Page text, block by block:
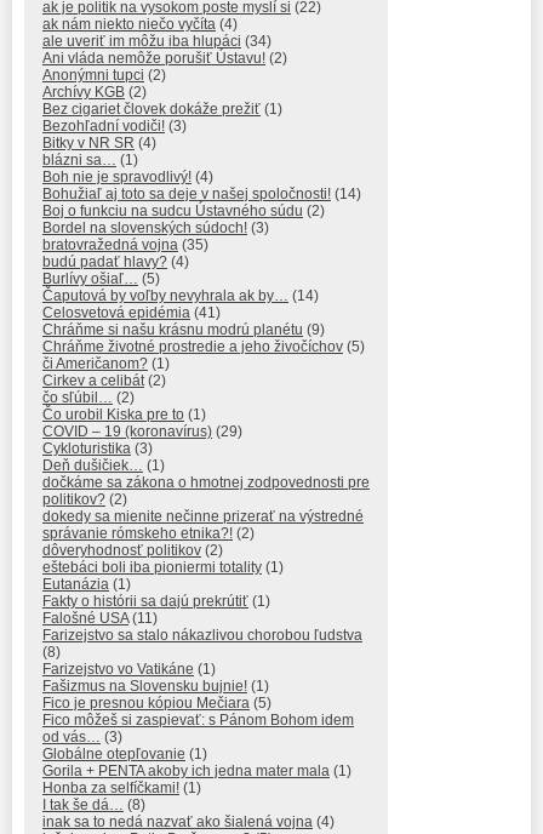
ak je politik na vysokom poste myslí si (22)
ak nám niekto niečo vyčíta (4)
ale uveriť im môžu iba hlupáci (34)
Ani vláda nemôže porušiť Ústavu! (2)
Anonýmni tupci (2)
Archívy KGB (2)
Bez cigariet človek dokáže prežiť (1)
Bezohľadní vodiči! (3)
Bitky v NR SR (4)
blázni sa… (1)
Boh nie je spravodlivý! (4)
Bohužiaľ aj toto sa deje v našej spoločnosti! (14)
Boj o funkciu na sudcu Ústavného súdu (2)
Bordel na slovenských súdoch! (3)
bratovražedná vojna (35)
budú padať hlavy? (4)
Burlívy ošiaľ… (5)
Čaputová by voľby nevyhrala ak by… (14)
Celosvetová epidémia (41)
Chráňme si našu krásnu modrú planétu (9)
Chráňme životné prostredie a jeho živočíchov (5)
či Američanom? (1)
Cirkev a celibát(2)
čo sľúbil… (2)
Čo urobil Kiska pre to (1)
COVID – 19 (koronavírus) (29)
Cykloturistika (3)
Deň dušičiek… (1)
dočkáme sa zákona o hmotnej zodpovednosti pre
politikov? (2)
dokedy sa mienite nečinne prizerať na výstredné
správanie rómskeho etnika?! (2)
dôveryhodnosť politikov (2)
eštebáci boli iba pioniermi totality (1)
Eutanázia (1)
Fakty o histórii sa dajú prekrútiť (1)
Falošné USA(11)
Farizejstvo sa stalo nákazlivou chorobou ľudstva
(8)
Farizejstvo vo Vatikáne (1)
Fašizmus na Slovensku bujnie! (1)
Fico je presnou kópiou Mečiara (5)
Fico môžeš si zaspievať: s Pánom Bohom idem
od vás… (3)
Globálne otepľovanie (1)
Gorila + PENTA akoby ich jedna mater mala (1)
Honba za selfíčkami! (1)
I tak še dá… (8)
inak sa to nedá nazvať ako šialená vojna (4)